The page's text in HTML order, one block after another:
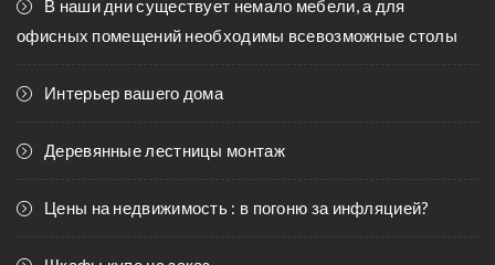
В наши дни существует немало мебели, а для
офисных помещений необходимы всевозможные столы
Интерьер вашего дома
Деревянные лестницы монтаж
Цены на недвижимость : в погоню за инфляцией?